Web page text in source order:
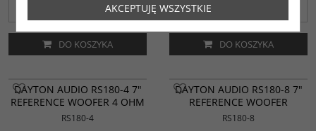
DO KOSZYKA DO KOSZYKA
DAYTON AUDIO RS180-4 7"
REFERENCE WOOFER 4 OHM
RS180-4
DAYTON AUDIO RS180-8 7"
REFERENCE WOOFER
RS180-8
AKCEPTUJĘ WSZYSTKIE